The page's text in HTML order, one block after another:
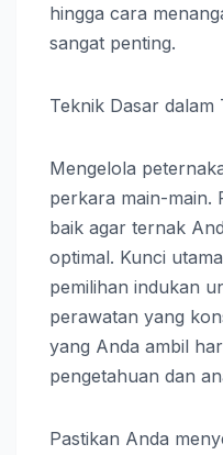
hingga cara
sangat penting.
Teknik Dasar
Mengelola
perkara main-main.
baik agar ternak
optimal. Kunci
pemilihan indukan
perawatan yang
yang Anda ambil
pengetahuan dan
Pastikan Anda